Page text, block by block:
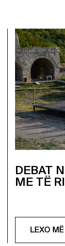
DEBAT
ME TË
LEXO